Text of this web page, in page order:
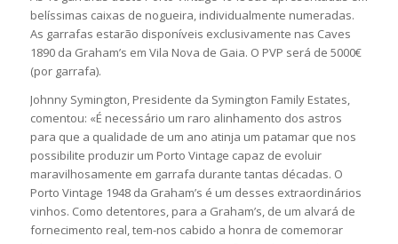
belíssimas caixas de nogueira, individualmente numeradas.
As garrafas estarão disponíveis exclusivamente nas Caves
1890 da Graham’s em Vila Nova de Gaia. O PVP será de 5000€
(por garrafa).
Johnny Symington, Presidente da Symington Family Estates,
comentou: «É necessário um raro alinhamento dos astros
para que a qualidade de um ano atinja um patamar que nos
possibilite produzir um Porto Vintage capaz de evoluir
maravilhosamente em garrafa durante tantas décadas. O
Porto Vintage 1948 da Graham’s é um desses extraordinários
vinhos. Como detentores, para a Graham’s, de um alvará de
fornecimento real, tem-nos cabido a honra de comemorar